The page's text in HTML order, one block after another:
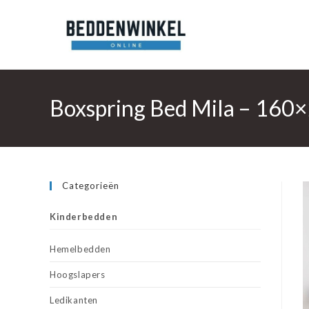
Boxspring Bed Mila –
Categorieën
Kinderbedden
Hemelbedden
Hoogslapers
Ledikanten